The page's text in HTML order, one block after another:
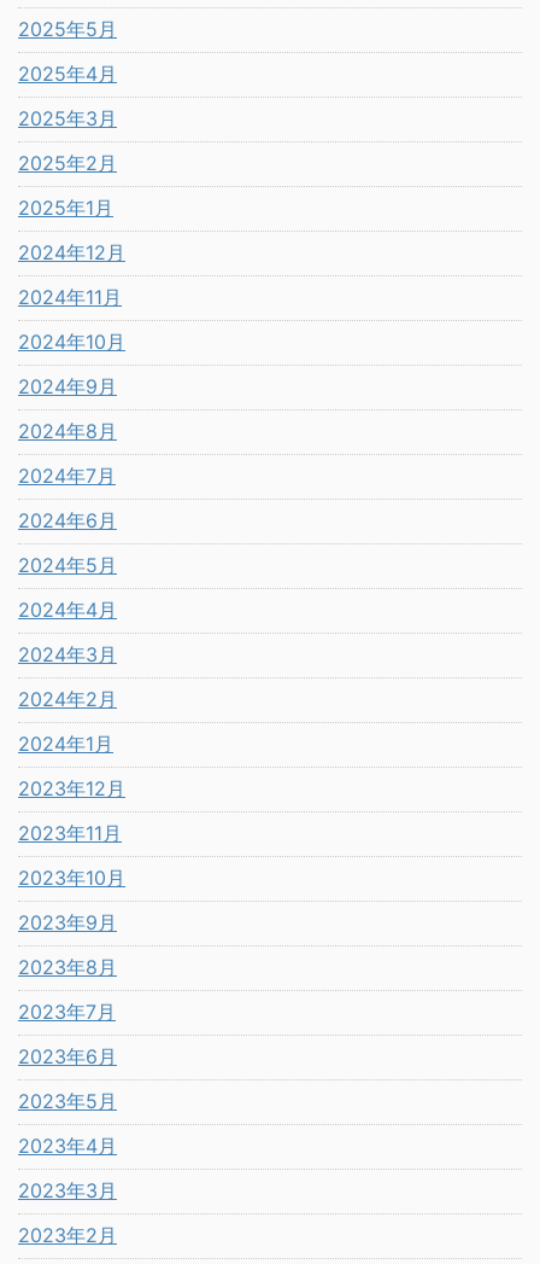
2025年5月
2025年4月
2025年3月
2025年2月
2025年1月
2024年12月
2024年11月
2024年10月
2024年9月
2024年8月
2024年7月
2024年6月
2024年5月
2024年4月
2024年3月
2024年2月
2024年1月
2023年12月
2023年11月
2023年10月
2023年9月
2023年8月
2023年7月
2023年6月
2023年5月
2023年4月
2023年3月
2023年2月